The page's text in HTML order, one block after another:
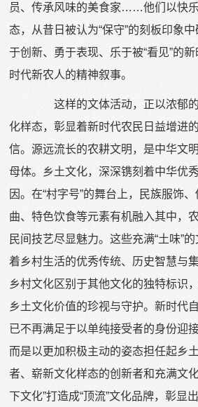
员、传承风味的美食家……他们以快
态，从昔日被认为“保守”的刻板印象
于创新、勇于表现、乐于被“看见”的
时代新农人的精神叙事。
这样的文体活动，正以浓郁的
化样态，彰显着新时代农民日益增进
信。源远流长的农耕文明，是中华文
母体。乡土文化，深深镌刻着中华优
因。在“村字号”的舞台上，民族服饰
曲、特色饮食等元素有机融入其中，
民间技艺尽显魅力。这些充满“土味”
着乡村生活的优秀传统、历史智慧与
乡村文化区别于其他文化的独特标识
乡土文化价值的珍视与守护。新时代
已不再满足于以单纯接受者的身份迎接
而是以更加积极主动的姿态担任起乡
者、崭新文化样态的创新者和充满文
下文化”打造成“顶流”文化品牌，彰显